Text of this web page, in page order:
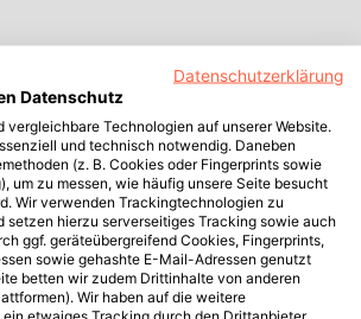
Datenschutzerklärung
Datenschutz
vergleichbare Technologien auf unserer Website.
und technisch notwendig. Daneben
(z. B. Cookies oder Fingerprints sowie
um zu messen, wie häufig unsere Seite besucht
Wir verwenden Trackingtechnologien zu
setzen hierzu serverseitiges Tracking sowie auch
ggf. geräteübergreifend Cookies, Fingerprints,
sowie gehashte E-Mail-Adressen genutzt
betten wir zudem Drittinhalte von anderen
Wir haben auf die weitere
etwaiges Tracking durch den Drittanbieter